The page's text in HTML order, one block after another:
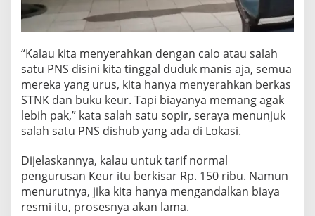
“Kalau kita menyerahkan dengan calo atau salah
satu PNS disini kita tinggal duduk manis aja, semua
mereka yang urus, kita hanya menyerahkan berkas
STNK dan buku keur. Tapi biayanya memang agak
lebih pak,” kata salah satu sopir, seraya menunjuk
salah satu PNS dishub yang ada di Lokasi.
Dijelaskannya, kalau untuk tarif normal
pengurusan Keur itu berkisar Rp. 150 ribu. Namun
menurutnya, jika kita hanya mengandalkan biaya
resmi itu, prosesnya akan lama.